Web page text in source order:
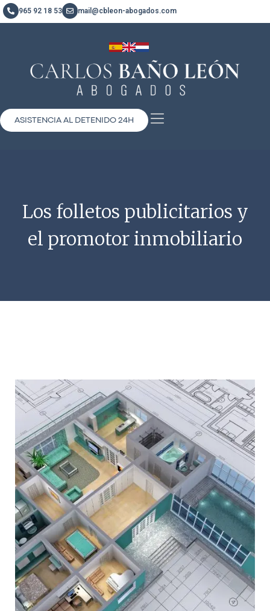
965 92 18 53 mail@cbleon-abogados.com
ASISTENCIA AL DETENIDO 24H
Los folletos publicitarios y
el promotor inmobiliario